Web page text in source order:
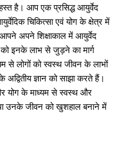
है। आप एक प्रसिद्ध आयुर्वेद
चिकित्सा एवं योग के क्षेत्र में
अपने शिक्षाकाल में आयुर्वेद
को इनके लाभ से जुड़ने का मार्ग
से लोगों को स्वस्थ जीवन के लाभों
ज्ञान को साझा करते हैं।
योग के माध्यम से स्वस्थ और
उनके जीवन को खुशहाल बनाने में